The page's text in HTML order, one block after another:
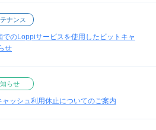
ナンス
でのLoppiサービスを使用したビットキャ
せ
らせ
ッシュ利用休止についてのご案内